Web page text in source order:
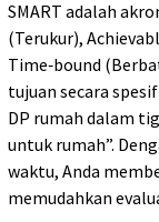
SMART adalah
(Terukur),
Time‑bound
tujuan secara
DP rumah dalam
untuk rumah”.
waktu, Anda
memudahkan